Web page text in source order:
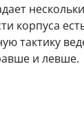
корпуса
тактику
и левше.